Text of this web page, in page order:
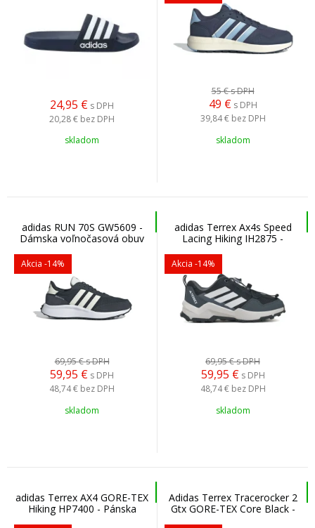
24,95 € s DPH
20,28 € bez DPH
skladom
55 €s DPH
49 € s DPH
39,84 € bez DPH
skladom
adidas RUN 70S GW5609 -
Dámska voľnočasová obuv
Akcia -14%
69,95 €s DPH
59,95 € s DPH
48,74 € bez DPH
skladom
adidas Terrex Ax4s Speed
Lacing Hiking IH2875 -
Dámska/detská turistická
Akcia -14%
69,95 €s DPH
59,95 € s DPH
48,74 € bez DPH
skladom
adidas Terrex AX4 GORE-TEX
Hiking HP7400 - Pánska
turistická obuv
Adidas Terrex Tracerocker 2
Gtx GORE-TEX Core Black -